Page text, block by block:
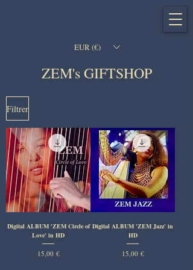
EUR (€)
ZEM's GIFTSHOP
Filtrer
Digital ALBUM 'ZEM Circle of
Love' in HD
Prix
15,00 €
Digital ALBUM 'ZEM Jazz' in
HD
Prix
15,00 €